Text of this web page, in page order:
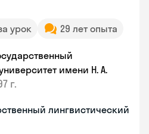
урок 29 лет опыта
имени Н. А.
г.
лингвистический